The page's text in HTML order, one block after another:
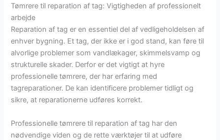
Tømrere til reparation af tag: Vigtigheden af professionelt
arbejde
Reparation af tag er en essentiel del af vedligeholdelsen af
enhver bygning. Et tag, der ikke er i god stand, kan føre til
alvorlige problemer som vandlækager, skimmelsvamp og
strukturelle skader. Derfor er det vigtigt at hyre
professionelle tømrere, der har erfaring med
tagreparationer. De kan identificere problemer tidligt og
sikre, at reparationerne udføres korrekt.
Professionelle tømrere til reparation af tag har den
nødvendige viden og de rette værktøjer til at udføre